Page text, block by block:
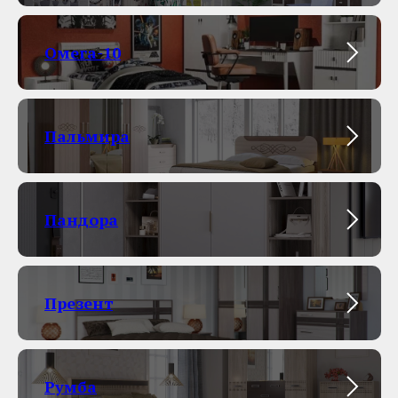
Омега-10
Пальмира
Пандора
Презент
Румба